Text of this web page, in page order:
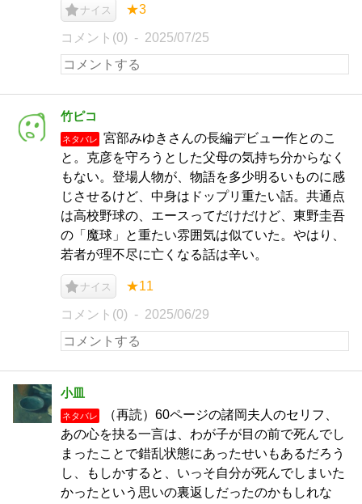
ナイス ★3
コメント(0) 2025/07/25
竹ピコ
ネタバレ
宮部みゆきさんの長編デビュー作とのこ
と。克彦を守ろうとした父母の気持ち分からなく
もない。登場人物が、物語を多少明るいものに感
じさせるけど、中身はドップリ重たい話。共通点
は高校野球の、エースってだけだけど、東野圭吾
の「魔球」と重たい雰囲気は似ていた。やはり、
若者が理不尽に亡くなる話は辛い。
ナイス ★11
コメント(0) 2025/06/29
小皿
ネタバレ
（再読）60ページの諸岡夫人のセリフ、
あの心を抉る一言は、わが子が目の前で死んでし
まったことで錯乱状態にあったせいもあるだろう
し、もしかすると、いっそ自分が死んでしまいた
かったという思いの裏返しだったのかもしれな